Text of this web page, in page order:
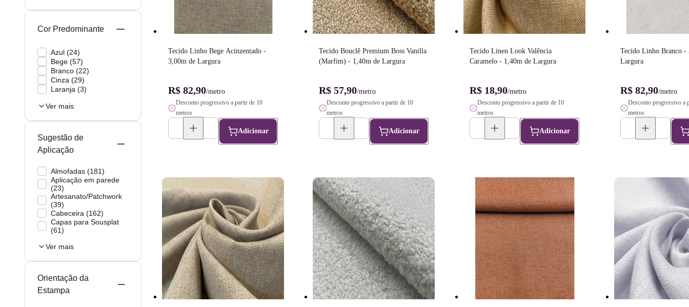
Cor Predominante
Azul (24)
Bege (57)
Branco (22)
Cinza (29)
Laranja (3)
Ver mais
Sugestão de
Aplicação
Almofadas (181)
Aplicação em parede
(23)
Artesanato/Patchwork
(39)
Cabeceira (162)
Capas para Sousplat
(61)
Ver mais
Orientação da
Estampa
Tecido Linho Bege Acinzentado -
3,00m de Largura
R$ 82,90/metro
Desconto progressivo a partir de 10
metros
Adicionar
Tecido Bouclê Premium Boss Vanilla
(Marfim) - 1,40m de Largura
R$ 57,90/metro
Desconto progressivo a partir de 10
metros
Adicionar
Tecido Linen Look Valência
Caramelo - 1,40m de Largura
R$ 18,90/metro
Desconto progressivo a partir de 10
metros
Adicionar
Tecido Linho Branco -
Largura
R$ 82,90/metro
Desconto progressivo a
metros